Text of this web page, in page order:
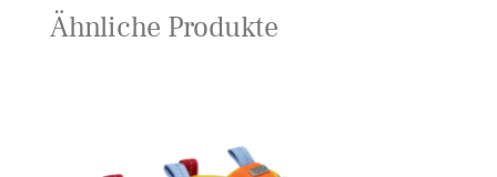
Ähnliche Produkte